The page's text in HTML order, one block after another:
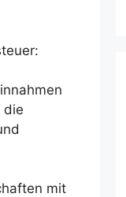
die
mit